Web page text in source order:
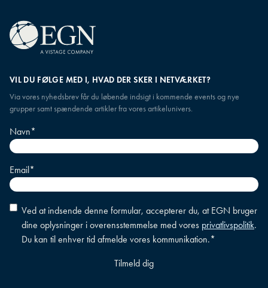
VIL DU FØLGE MED I, HVAD DER SKER I NETVÆRKET?
Via vores nyhedsbrev får du løbende indsigt i kommende events og nye
grupper samt spændende artikler fra vores artikelunivers.
Navn*
Email*
Accepter
betingelser*
Ved at indsende denne formular, accepterer du, at EGN bruger
dine oplysninger i overensstemmelse med vores privatlivspolitik.
Du kan til enhver tid afmelde vores kommunikation.*